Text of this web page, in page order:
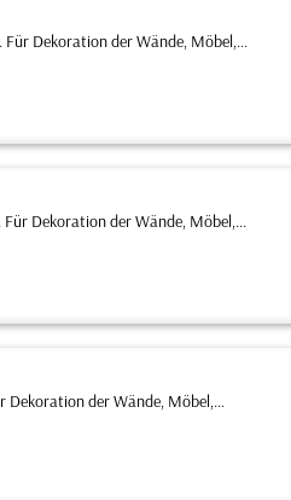
Dekoration der Wände, Möbel,...
Dekoration der Wände, Möbel,...
Dekoration der Wände, Möbel,...